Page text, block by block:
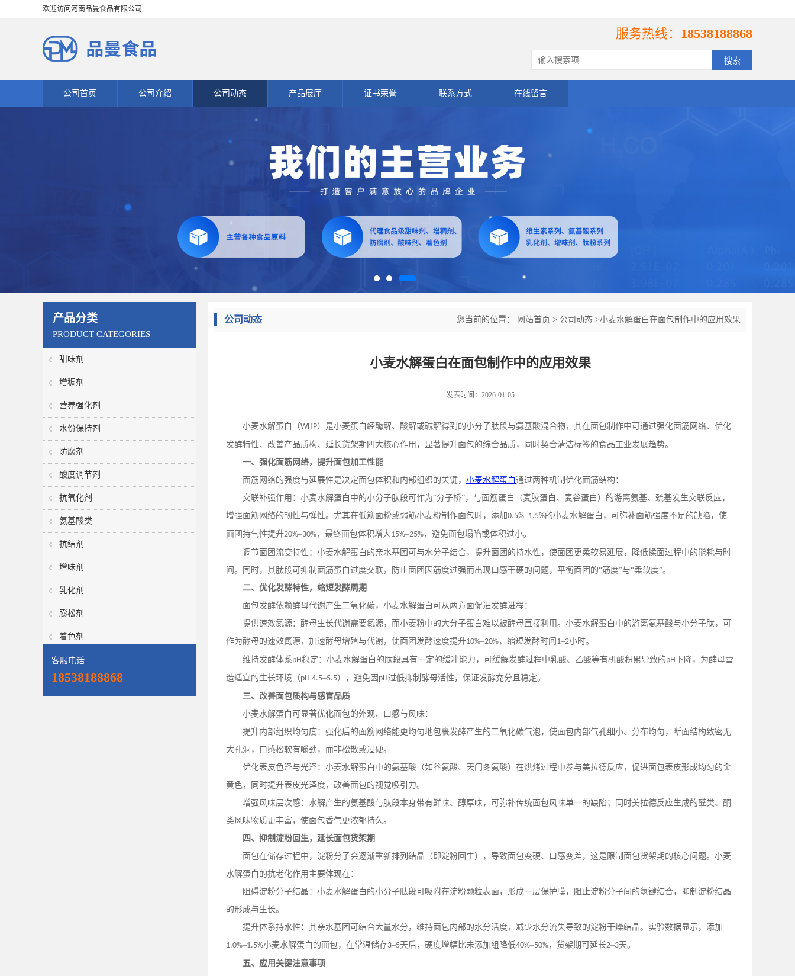
欢迎访问河南品曼食品有限公司
服务热线： 18538188868
公司首页 公司介绍 公司动态 产品展厅 证书荣誉 联系方式 在线留言
产品分类
PRODUCT CATEGORIES
甜味剂
增稠剂
营养强化剂
水份保持剂
防腐剂
酸度调节剂
抗氧化剂
氨基酸类
抗结剂
增味剂
乳化剂
膨松剂
着色剂
客服电话
18538188868
公司动态 您当前的位置： 网站首页 > 公司动态 >小麦水解蛋白在面包制作中的应用效果
小麦水解蛋白在面包制作中的应用效果
发表时间：2026-01-05
小麦水解蛋白（WHP）是小麦蛋白经酶解、酸解或碱解得到的小分子肽段与氨基酸混合物，其在面包制作中可通过强化面筋网络、优化
发酵特性、改善产品质构、延长货架期四大核心作用，显著提升面包的综合品质，同时契合清洁标签的食品工业发展趋势。
一、强化面筋网络，提升面包加工性能
面筋网络的强度与延展性是决定面包体积和内部组织的关键， 小麦水解蛋白通过两种机制优化面筋结构：
交联补强作用：小麦水解蛋白中的小分子肽段可作为“分子桥”，与面筋蛋白（麦胶蛋白、麦谷蛋白）的游离氨基、巯基发生交联反应，
增强面筋网络的韧性与弹性。尤其在低筋面粉或弱筋小麦粉制作面包时，添加0.5%–1.5%的小麦水解蛋白，可弥补面筋强度不足的缺陷，使
面团持气性提升20%–30%，最终面包体积增大15%–25%，避免面包塌陷或体积过小。
调节面团流变特性：小麦水解蛋白的亲水基团可与水分子结合，提升面团的持水性，使面团更柔软易延展，降低揉面过程中的能耗与时
间。同时，其肽段可抑制面筋蛋白过度交联，防止面团因筋度过强而出现口感干硬的问题，平衡面团的“筋度”与“柔软度”。
二、优化发酵特性，缩短发酵周期
面包发酵依赖酵母代谢产生二氧化碳，小麦水解蛋白可从两方面促进发酵进程：
提供速效氮源：酵母生长代谢需要氮源，而小麦粉中的大分子蛋白难以被酵母直接利用。小麦水解蛋白中的游离氨基酸与小分子肽，可
作为酵母的速效氮源，加速酵母增殖与代谢，使面团发酵速度提升10%–20%，缩短发酵时间 1–2小时。
维持发酵体系pH稳定：小麦水解蛋白的肽段具有一定的缓冲能力，可缓解发酵过程中乳酸、乙酸等有机酸积累导致的pH 下降，为酵母营
造适宜的生长环境（pH 4.5–5.5），避免因 pH过低抑制酵母活性，保证发酵充分且稳定。
三、改善面包质构与感官品质
小麦水解蛋白可显著优化面包的外观、口感与风味：
提升内部组织均匀度：强化后的面筋网络能更均匀地包裹发酵产生的二氧化碳气泡，使面包内部气孔细小、分布均匀，断面结构致密无
大孔洞，口感松软有嚼劲，而非松散或过硬。
优化表皮色泽与光泽：小麦水解蛋白中的氨基酸（如谷氨酸、天门冬氨酸）在烘烤过程中参与美拉德反应，促进面包表皮形成均匀的金
黄色，同时提升表皮光泽度，改善面包的视觉吸引力。
增强风味层次感：水解产生的氨基酸与肽段本身带有鲜味、醇厚味，可弥补传统面包风味单一的缺陷；同时美拉德反应生成的醛类、酮
类风味物质更丰富，使面包香气更浓郁持久。
四、抑制淀粉回生，延长面包货架期
面包在储存过程中，淀粉分子会逐渐重新排列结晶（即淀粉回生），导致面包变硬、口感变差，这是限制面包货架期的核心问题。小麦
水解蛋白的抗老化作用主要体现在：
阻碍淀粉分子结晶：小麦水解蛋白的小分子肽段可吸附在淀粉颗粒表面，形成一层保护膜，阻止淀粉分子间的氢键结合，抑制淀粉结晶
的形成与生长。
提升体系持水性：其亲水基团可结合大量水分，维持面包内部的水分活度，减少水分流失导致的淀粉干燥结晶。实验数据显示，添加
1.0%–1.5%小麦水解蛋白的面包，在常温储存3–5天后，硬度增幅比未添加组降低40%–50%，货架期可延长2–3天。
五、应用关键注意事项